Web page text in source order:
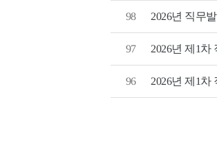
98 2026년 직무
97 2026년 제1
96 2026년 제1